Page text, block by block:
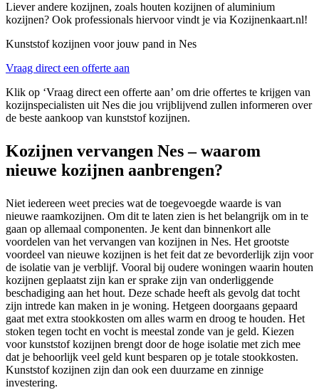
Liever andere kozijnen, zoals houten kozijnen of aluminium
kozijnen? Ook professionals hiervoor vindt je via Kozijnenkaart.nl!
Kunststof kozijnen voor jouw pand in Nes
Vraag direct een offerte aan
Klik op ‘Vraag direct een offerte aan’ om drie offertes te krijgen van
kozijnspecialisten uit Nes die jou vrijblijvend zullen informeren over
de beste aankoop van kunststof kozijnen.
Kozijnen vervangen Nes – waarom
nieuwe kozijnen aanbrengen?
Niet iedereen weet precies wat de toegevoegde waarde is van
nieuwe raamkozijnen. Om dit te laten zien is het belangrijk om in te
gaan op allemaal componenten. Je kent dan binnenkort alle
voordelen van het vervangen van kozijnen in Nes. Het grootste
voordeel van nieuwe kozijnen is het feit dat ze bevorderlijk zijn voor
de isolatie van je verblijf. Vooral bij oudere woningen waarin houten
kozijnen geplaatst zijn kan er sprake zijn van onderliggende
beschadiging aan het hout. Deze schade heeft als gevolg dat tocht
zijn intrede kan maken in je woning. Hetgeen doorgaans gepaard
gaat met extra stookkosten om alles warm en droog te houden. Het
stoken tegen tocht en vocht is meestal zonde van je geld. Kiezen
voor kunststof kozijnen brengt door de hoge isolatie met zich mee
dat je behoorlijk veel geld kunt besparen op je totale stookkosten.
Kunststof kozijnen zijn dan ook een duurzame en zinnige
investering.